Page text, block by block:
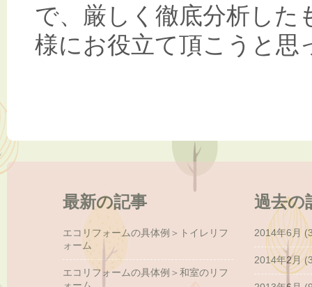
で、厳しく徹底分析した
様にお役立て頂こうと思
最新の記事
エコリフォームの具体例＞トイレリフ
ォーム
エコリフォームの具体例＞和室のリフ
過去の
2014年6月
2014年2月